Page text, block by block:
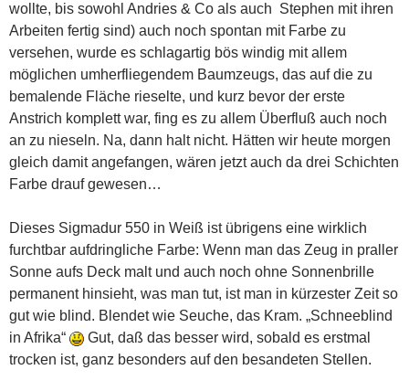
wollte, bis sowohl Andries & Co als auch Stephen mit ihren
Arbeiten fertig sind) auch noch spontan mit Farbe zu
versehen, wurde es schlagartig bös windig mit allem
möglichen umherfliegendem Baumzeugs, das auf die zu
bemalende Fläche rieselte, und kurz bevor der erste
Anstrich komplett war, fing es zu allem Überfluß auch noch
an zu nieseln. Na, dann halt nicht. Hätten wir heute morgen
gleich damit angefangen, wären jetzt auch da drei Schichten
Farbe drauf gewesen…
Dieses Sigmadur 550 in Weiß ist übrigens eine wirklich
furchtbar aufdringliche Farbe: Wenn man das Zeug in praller
Sonne aufs Deck malt und auch noch ohne Sonnenbrille
permanent hinsieht, was man tut, ist man in kürzester Zeit so
gut wie blind. Blendet wie Seuche, das Kram. „Schneeblind
in Afrika“
Gut, daß das besser wird, sobald es erstmal
trocken ist, ganz besonders auf den besandeten Stellen.